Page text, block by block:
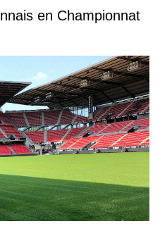
en Championnat